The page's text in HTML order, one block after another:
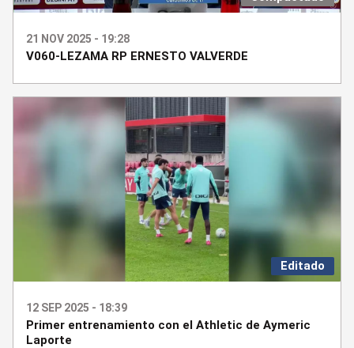
21 NOV 2025 - 19:28
V060-LEZAMA RP ERNESTO VALVERDE
Editado
12 SEP 2025 - 18:39
Primer entrenamiento con el Athletic de Aymeric
Laporte